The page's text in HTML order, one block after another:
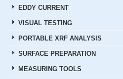
EDDY CURRENT
VISUAL TESTING
PORTABLE XRF ANALYSIS
SURFACE PREPARATION
MEASURING TOOLS